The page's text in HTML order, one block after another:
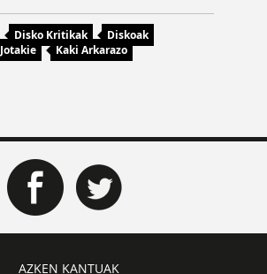
Disko Kritikak
Diskoak
Jotakie Kaki Arkarazo
AZKEN KANTUAK